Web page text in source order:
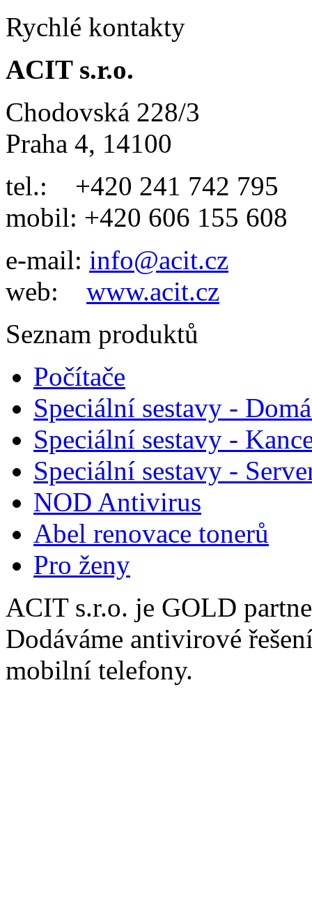
Rychlé kontakty
ACIT s.r.o.
Chodovská 228/3
Praha 4, 14100
tel.: +420 241 742 795
mobil: +420 606 155 608
e-mail: info@acit.cz
web: www.acit.cz
Seznam produktů
Počítače
Speciální sestavy -
Speciální sestavy -
Speciální sestavy -
NOD Antivirus
Abel renovace tonerů
Pro ženy
ACIT s.r.o. je GOLD
Dodáváme antivirové
mobilní telefony.